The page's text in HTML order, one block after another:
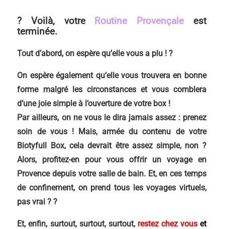
?Voilà, votre Routine Provençale
est
terminée.
Tout d’abord, on espère qu’elle vous a plu ! ?
On espère également qu’elle vous trouvera en bonne
forme malgré les circonstances et vous comblera
d’une joie simple à l’ouverture de votre box !
Par ailleurs, on ne vous le dira jamais assez : prenez
soin de vous ! Mais, armée du contenu de votre
Biotyfull Box, cela devrait être assez simple, non ?
Alors, profitez-en pour vous offrir un voyage en
Provence depuis votre salle de bain. Et, en ces temps
de confinement, on prend tous les voyages virtuels,
pas vrai ? ?
Et, enfin, surtout, surtout, surtout, restez chez vous et